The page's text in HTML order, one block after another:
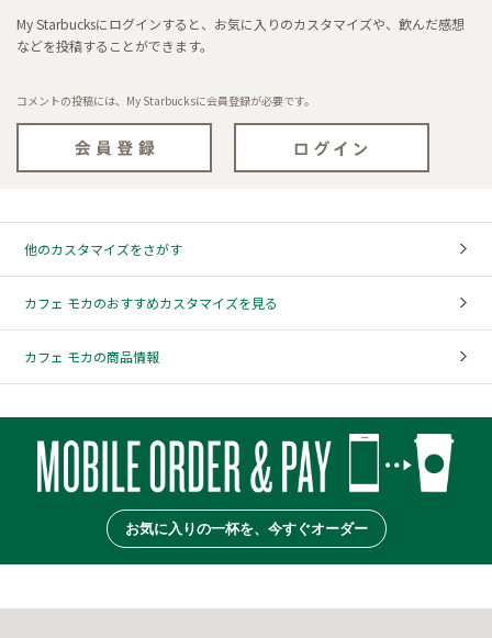
My Starbucksにログインすると、お気に入りのカスタマイズや、飲んだ感想
などを投稿することができます。
コメントの投稿には、My Starbucksに会員登録が必要です。
他のカスタマイズをさがす
カフェ モカのおすすめカスタマイズを見る
カフェ モカの商品情報
お気に入りの一杯を、今すぐオーダー